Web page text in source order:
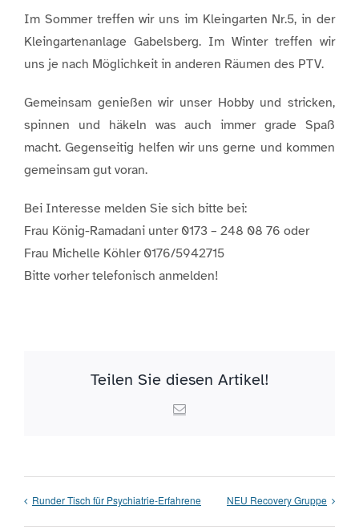
Im Sommer treffen wir uns im Kleingarten Nr.5, in der
Kleingartenanlage Gabelsberg. Im Winter treffen wir
uns je nach Möglichkeit in anderen Räumen des PTV.
Gemeinsam genießen wir unser Hobby und stricken,
spinnen und häkeln was auch immer grade Spaß
macht. Gegenseitig helfen wir uns gerne und kommen
gemeinsam gut voran.
Bei Interesse melden Sie sich bitte bei:
Frau König-Ramadani unter 0173 – 248 08 76 oder
Frau Michelle Köhler 0176/5942715
Bitte vorher telefonisch anmelden!
Teilen Sie diesen Artikel!
Email
Runder Tisch für Psychiatrie-Erfahrene NEU Recovery Gruppe